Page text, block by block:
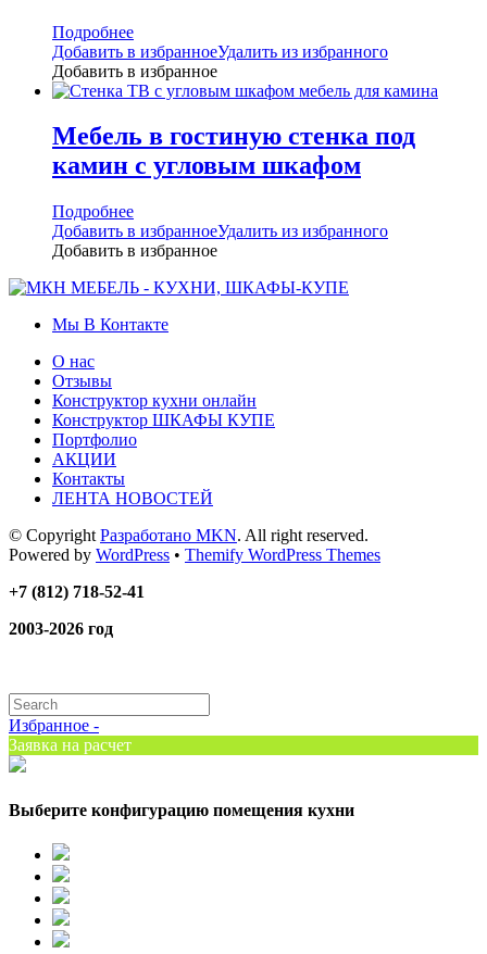
Подробнее
Добавить в избранноеУдалить из избранного
Добавить в избранное
Мебель в гостиную стенка под
камин с угловым шкафом
Подробнее
Добавить в избранноеУдалить из избранного
Добавить в избранное
Мы В Контакте
О нас
Отзывы
Конструктор кухни онлайн
Конструктор ШКАФЫ КУПЕ
Портфолио
АКЦИИ
Контакты
ЛЕНТА НОВОСТЕЙ
© Copyright Разработано MKN. All right reserved.
Powered by WordPress • Themify WordPress Themes
+7 (812) 718-52-41
2003-2026 год
Избранное -
Заявка на расчет
Выберите конфигурацию помещения кухни